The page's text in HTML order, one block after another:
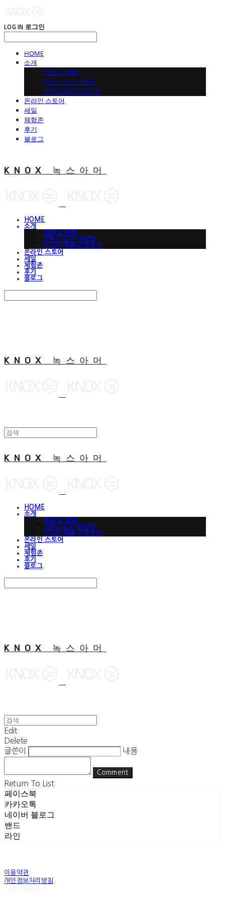
LOG IN 로그인
HOME
소개
맵버십 혜택
5주년 감사 이벤트
2026 여름 프로모션
온라인 스토어
세일
체험존
후기
블로그
KNOX 녹스아머
HOME
소개
맵버십 혜택
5주년 감사 이벤트
2026 여름 프로모션
온라인 스토어
세일
체험존
후기
블로그
KNOX 녹스아머
KNOX 녹스아머
HOME
소개
맵버십 혜택
5주년 감사 이벤트
2026 여름 프로모션
온라인 스토어
세일
체험존
후기
블로그
KNOX 녹스아머
Edit
Delete
글쓴이
내용
Comment
Return To List
페이스북
카카오톡
네이버 블로그
밴드
라인
이용약관
개인정보처리방침